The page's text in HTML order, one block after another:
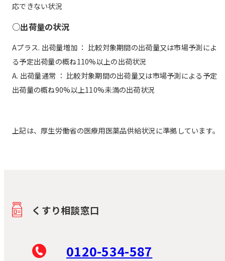
応できない状況
○出荷量の状況
Aプラス. 出荷量増加 ： 比較対象期間の出荷量又は市場予測によ
る予定出荷量の概ね110%以上の出荷状況
A. 出荷量通常 ： 比較対象期間の出荷量又は市場予測による予定
出荷量の概ね90%以上110%未満の出荷状況
上記は、厚生労働省の医療用医薬品供給状況に準拠しています。
くすり相談窓口
0120-534-587